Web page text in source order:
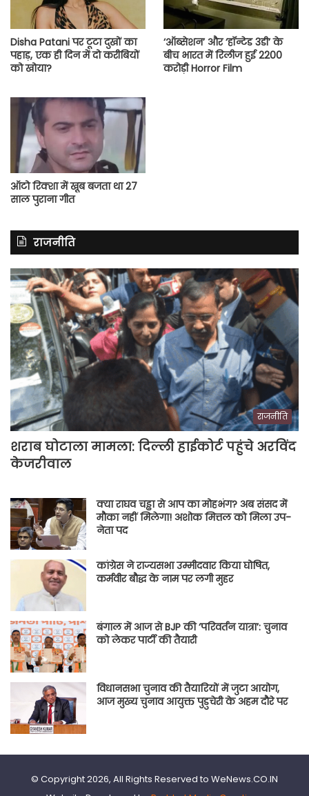
Disha Patani पर टूटा दुखों का
पहाड़, एक ही दिन में दो करीबियों
को खोया?
‘ऑब्सेशन’ और ‘हॉन्टेड 3डी’ के
बीच भारत में रिलीज हुई 2200
करोड़ी Horror Film
ऑटो रिक्शा में खूब बजता था 27
साल पुराना गीत
राजनीति
राजनीति
शराब घोटाला मामला: दिल्ली हाईकोर्ट पहुंचे अरविंद
केजरीवाल
क्या राघव चड्ढा से आप का मोहभंग? अब संसद में
मौका नहीं मिलेगा! अशोक मित्तल को मिला उप-
नेता पद
कांग्रेस ने राज्यसभा उम्मीदवार किया घोषित,
कर्मवीर बौद्ध के नाम पर लगी मुहर
बंगाल में आज से BJP की ‘परिवर्तन यात्रा’: चुनाव
को लेकर पार्टी की तैयारी
विधानसभा चुनाव की तैयारियों में जुटा आयोग,
आज मुख्य चुनाव आयुक्त पुडुचेरी के अहम दौरे पर
© Copyright 2026, All Rights Reserved to WeNews.CO.IN